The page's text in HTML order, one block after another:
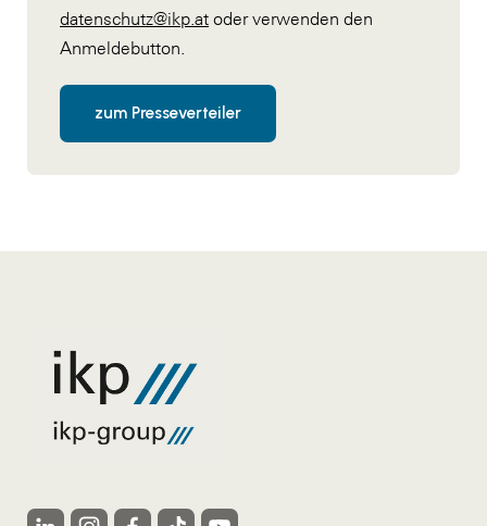
datenschutz@ikp.at oder verwenden den
Anmeldebutton.
zum Presseverteiler